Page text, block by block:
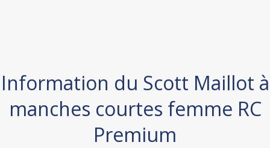
Information du Scott Maillot à
manches courtes femme RC
Premium